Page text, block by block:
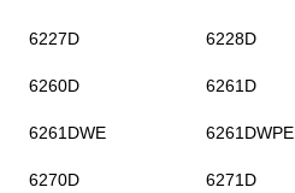
6227D 6228D
6260D 6261D
6261DWE 6261DWPE
6270D 6271D